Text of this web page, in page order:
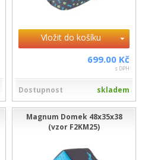
Vložit do košíku
699.00 Kč
s DPH
Dostupnost skladem
Magnum Domek 48x35x38
(vzor F2KM25)